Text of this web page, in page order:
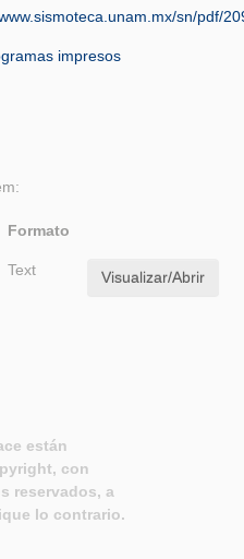
sn/pdf/
impresos
Formato
Text Visualizar/Abrir
están
con
reservados, a
lo contrario.